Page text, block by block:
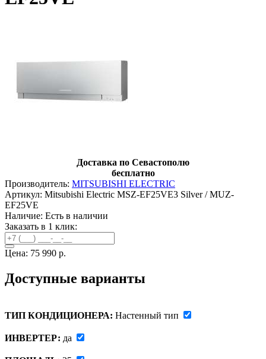
Доставка по Севастополю
бесплатно
Производитель: MITSUBISHI ELECTRIC
Артикул: Mitsubishi Electric MSZ-EF25VE3 Silver / MUZ-
EF25VE
Наличие: Есть в наличии
Заказать в 1 клик:
Цена: 75 990 р.
Доступные варианты
ТИП КОНДИЦИОНЕРА: Настенный тип
ИНВЕРТЕР: да